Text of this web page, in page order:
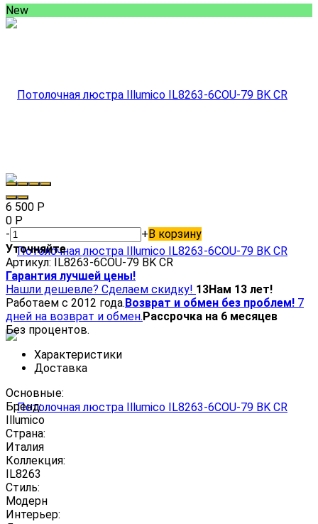
New
6 500 Р
0 Р
-
+В корзину
Уточняйте
Артикул: IL8263-6COU-79 BK CR
Гарантия лучшей цены!
Нашли дешевле? Сделаем скидку! 13Нам 13 лет!
Работаем с 2012 года.Возврат и обмен без проблем! 7
дней на возврат и обмен.Рассрочка на 6 месяцев
Без процентов.
Характеристики
Доставка
Основные:
Бренд:
Illumico
Страна:
Италия
Коллекция:
IL8263
Стиль:
Модерн
Интерьер: